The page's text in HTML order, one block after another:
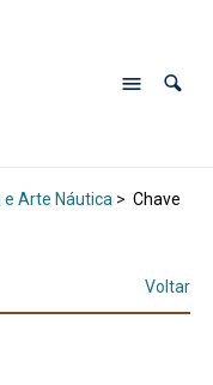
Arte Náutica > Chave
Voltar